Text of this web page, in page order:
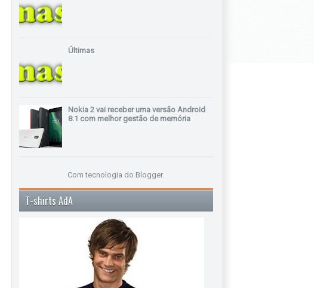
Últimas
Nokia 2 vai receber uma versão Android
8.1 com melhor gestão de memória
Com tecnologia do Blogger.
T-shirts AdA